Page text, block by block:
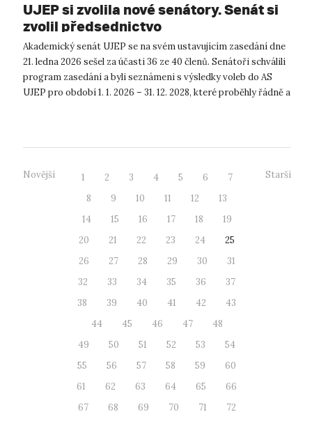
UJEP si zvolila nové senátory. Senát si
zvolil předsednictvo
Akademický senát UJEP se na svém ustavujícím zasedání dne
21. ledna 2026 sešel za účasti 36 ze 40 členů. Senátoři schválili
program zasedání a byli seznámeni s výsledky voleb do AS
UJEP pro období 1. 1. 2026 – 31. 12. 2028, které proběhly řádně a
Novější 1 2 3 4 5 6
7
8
9 10 11 12
13
14
15 16 17 18
19
20
21 22 23 24
25
26
27 28 29 30
31
32
33 34 35 36
37
38
39 40 41 42
43
44
45 46 47
48
49
50 51 52 53
54
55
56 57 58 59
60
61
62 63 64 65
66
67
68 69 70 71
72
Starší